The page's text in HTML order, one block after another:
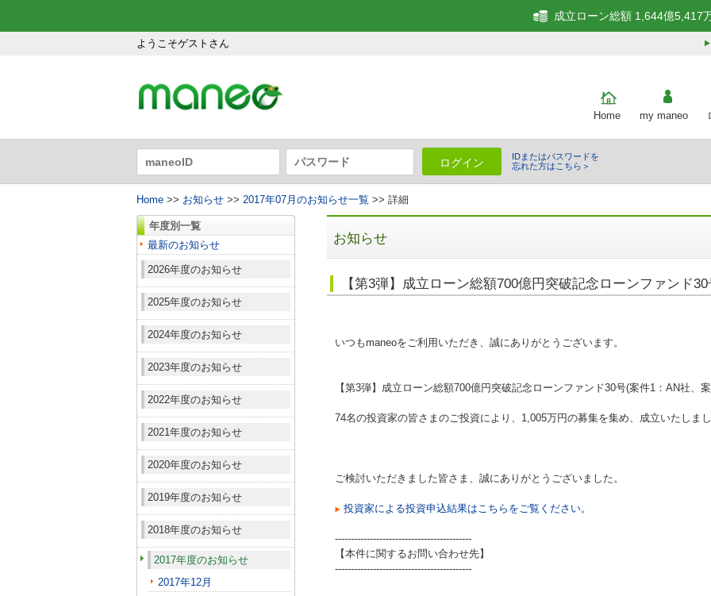
ようこそゲストさん
成立ローン総額 1,644億5,417
Home my maneo
ログイン
IDまたはパスワードを
忘れた方はこちら＞
Home >> お知らせ >> 2017年07月のお知らせ一覧 >> 詳細
年度別一覧
最新のお知らせ
2026年度のお知らせ
2025年度のお知らせ
2024年度のお知らせ
2023年度のお知らせ
2022年度のお知らせ
2021年度のお知らせ
2020年度のお知らせ
2019年度のお知らせ
2018年度のお知らせ
2017年度のお知らせ
2017年12月
お知らせ
【第3弾】成立ローン総額700億円突破記念ローンファンド
いつもmaneoをご利用いただき、誠にありがとうございます。
【第3弾】成立ローン総額700億円突破記念ローンファンド30号(案件1：AN社、
74名の投資家の皆さまのご投資により、1,005万円の募集を集め、成立いたしま
ご検討いただきました皆さま、誠にありがとうございました。
投資家による投資申込結果はこちらをご覧ください。
-------------------------------------------
【本件に関するお問い合わせ先】
-------------------------------------------